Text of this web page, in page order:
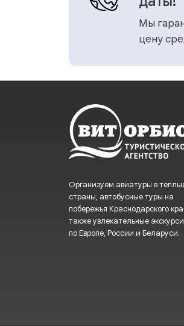
Мы
цену
Организуем авиатуры в
страны, автобусные туры на
побережья Краснодарского
также увлекательные
по Европе, России и Беларуси.